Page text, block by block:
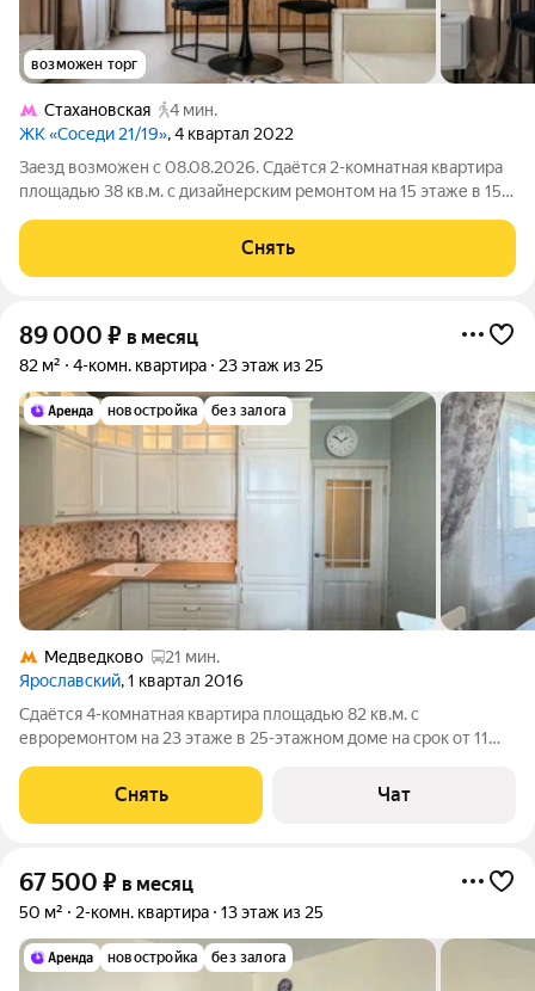
возможен торг
Стахановская
4 мин.
ЖК «Соседи 21/19», 4 квартал 2022
Заезд возможен с 08.08.2026. Сдаётся 2-комнатная квартира
площадью 38 кв.м. с дизайнерским ремонтом на 15 этаже в 15-
Посудомоечная машина
Снять
89 000 ₽ в месяц
82 м² 4-комн. квартира 23 этаж из 25
новостройка без залога
Медведково
21 мин.
Ярославский, 1 квартал 2016
Сдаётся 4-комнатная квартира площадью 82 кв.м. с
евроремонтом на 23 этаже в 25-этажном доме на срок от 11
Холодильник Посудомоечная машина Пылесос Дом -
панельный, окна выходят во двор и
Снять Чат
67 500 ₽ в месяц
50 м² 2-комн. квартира 13 этаж из 25
новостройка без залога